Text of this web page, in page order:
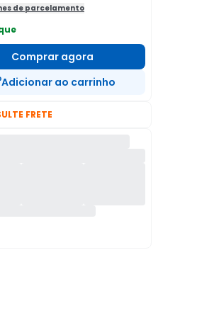
de parcelamento
Comprar agora
Adicionar ao carrinho
FRETE